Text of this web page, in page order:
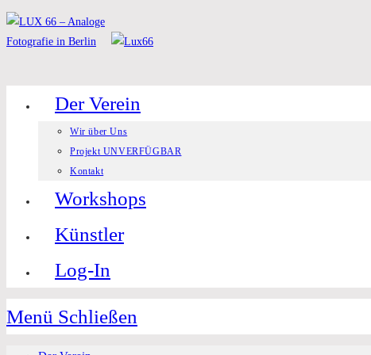
Zum
Inhalt
Der Verein
Wir über Uns
Projekt UNVERFÜGBAR
Kontakt
Workshops
Künstler
Log-In
Menü Schließen